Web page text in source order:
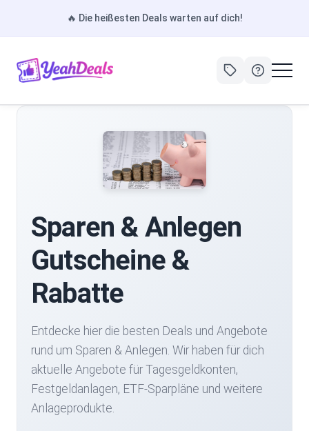
🔥 Die heißesten Deals warten auf dich!
Sparen & Anlegen
Gutscheine &
Rabatte
Entdecke hier die besten Deals und Angebote
rund um Sparen & Anlegen. Wir haben für dich
aktuelle Angebote für Tagesgeldkonten,
Festgeldanlagen, ETF-Sparpläne und weitere
Anlageprodukte.